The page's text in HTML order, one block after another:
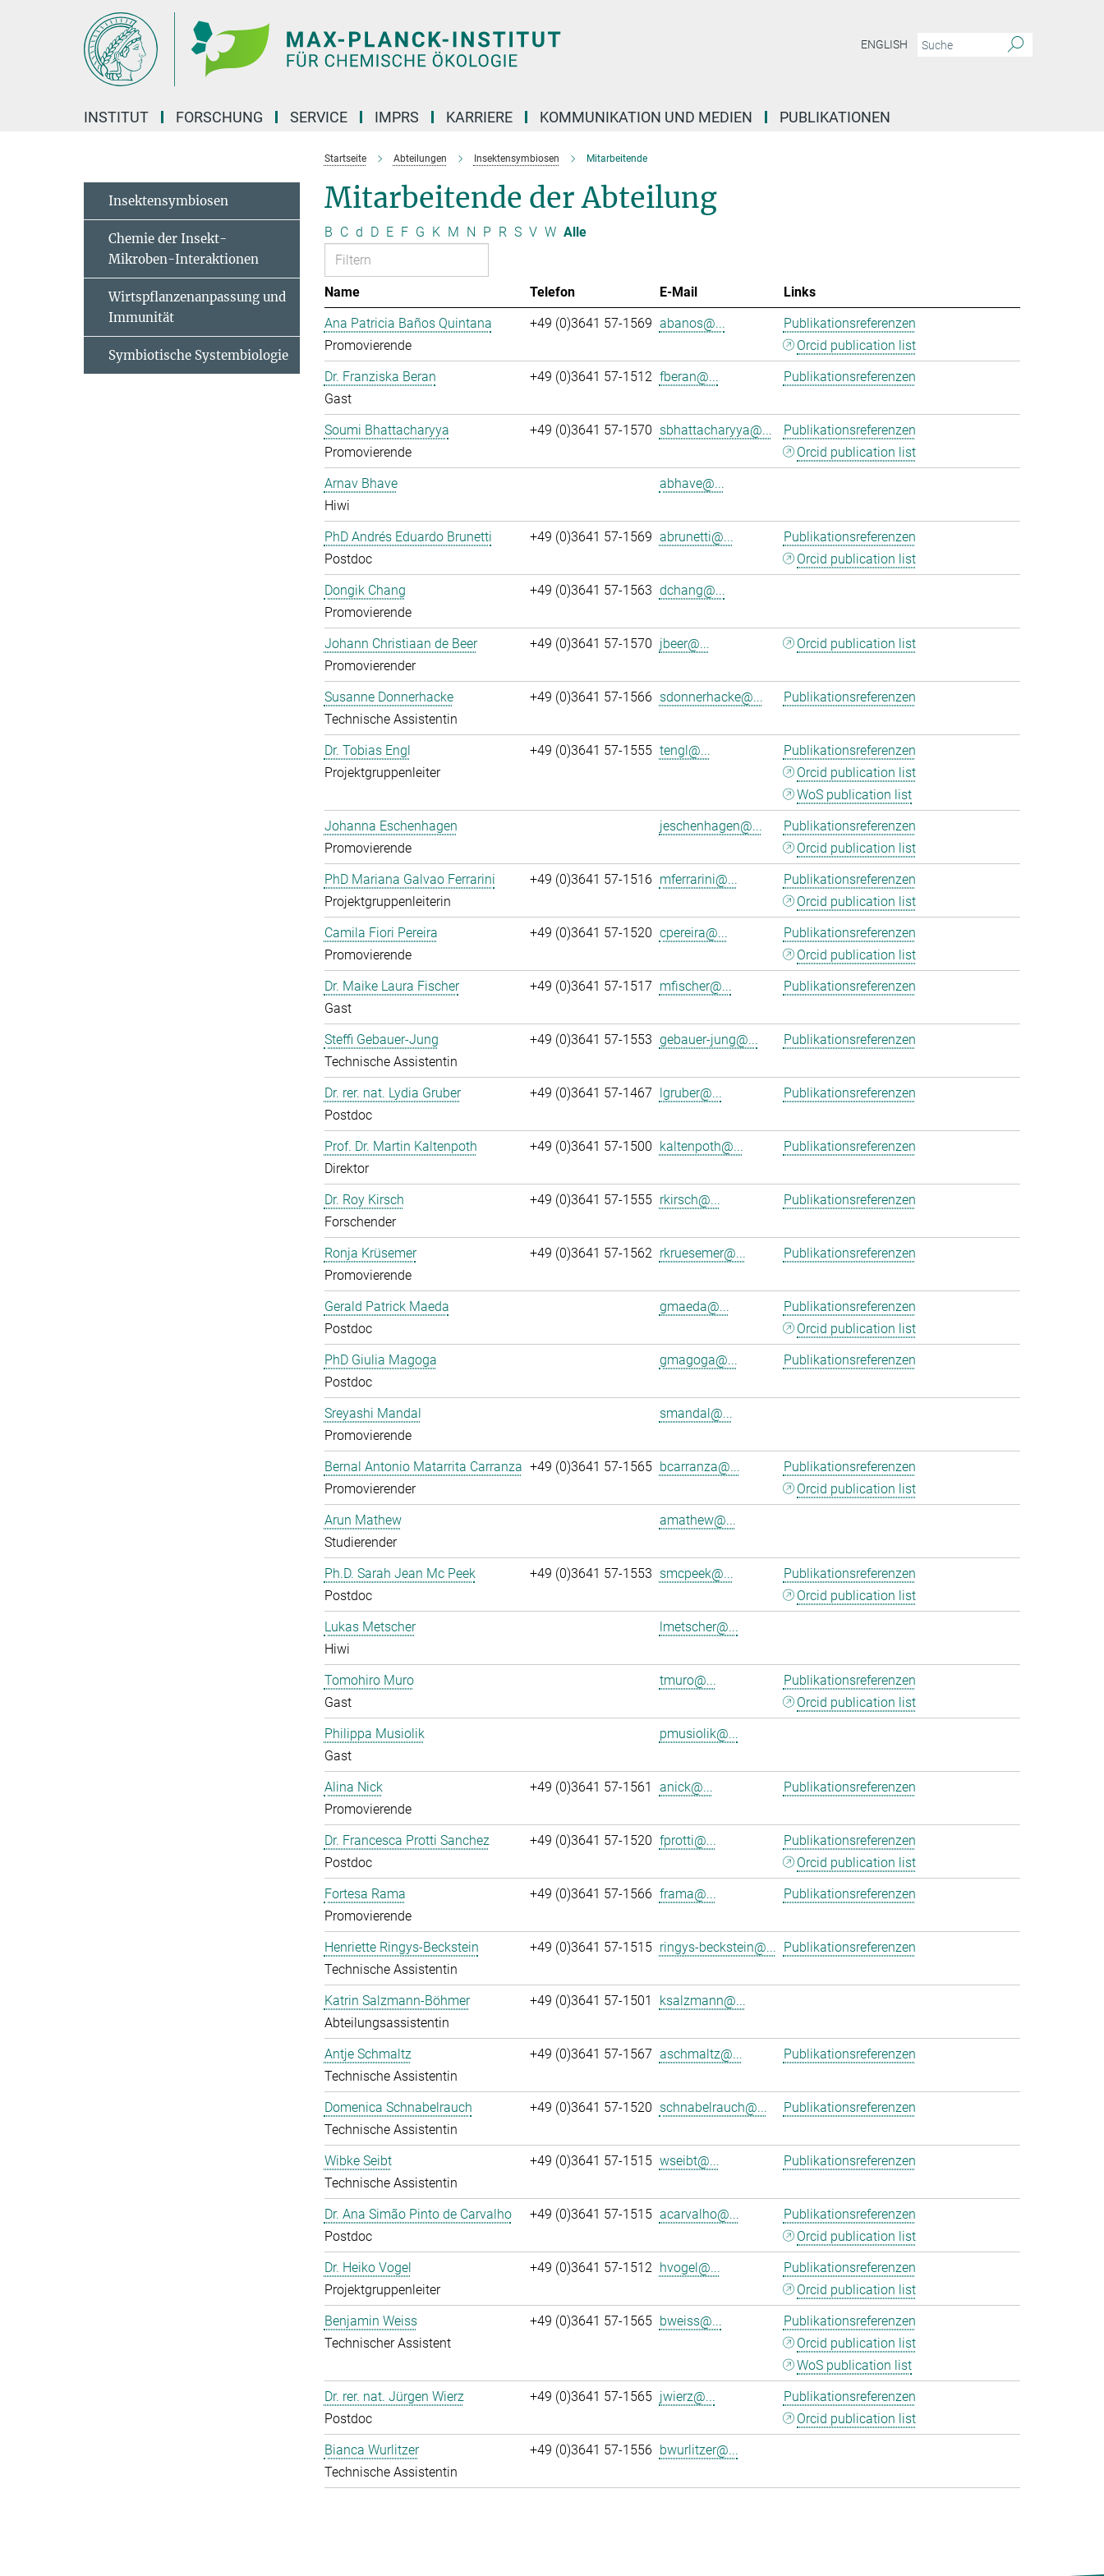
ENGLISH
INSTITUT FORSCHUNG SERVICE IMPRS KARRIERE KOMMUNIKATION UND MEDIEN PUBLIKATIONEN
Startseite Abteilungen Insektensymbiosen Mitarbeitende
Mitarbeitende der Abteilung
B C d D E F G K M N P R S V W Alle
Name Telefon E-Mail
Links
Ana Patricia Baños Quintana
Promovierende
+49 (0)3641 57-1569 abanos@...
Publikationsreferenzen
Orcid publication list
Dr. Franziska Beran
Gast
+49 (0)3641 57-1512 fberan@... Publikationsreferenzen
Soumi Bhattacharyya
Promovierende
+49 (0)3641 57-1570 sbhattacharyya@...
Publikationsreferenzen
Orcid publication list
Arnav Bhave
Hiwi
abhave@...
PhD Andrés Eduardo Brunetti
Postdoc
+49 (0)3641 57-1569 abrunetti@...
Publikationsreferenzen
Orcid publication list
Dongik Chang
Promovierende
+49 (0)3641 57-1563 dchang@...
Johann Christiaan de Beer
Promovierender
+49 (0)3641 57-1570 jbeer@... Orcid publication list
Susanne Donnerhacke
Technische Assistentin
+49 (0)3641 57-1566 sdonnerhacke@... Publikationsreferenzen
Dr. Tobias Engl
Projektgruppenleiter
+49 (0)3641 57-1555 tengl@...
Publikationsreferenzen
Orcid publication list
WoS publication list
Johanna Eschenhagen
Promovierende
jeschenhagen@...
Publikationsreferenzen
Orcid publication list
PhD Mariana Galvao Ferrarini
Projektgruppenleiterin
+49 (0)3641 57-1516 mferrarini@...
Publikationsreferenzen
Orcid publication list
Camila Fiori Pereira
Promovierende
+49 (0)3641 57-1520 cpereira@...
Publikationsreferenzen
Orcid publication list
Dr. Maike Laura Fischer
Gast
+49 (0)3641 57-1517 mfischer@... Publikationsreferenzen
Steffi Gebauer-Jung
Technische Assistentin
+49 (0)3641 57-1553 gebauer-jung@... Publikationsreferenzen
Dr. rer. nat. Lydia Gruber
Postdoc
+49 (0)3641 57-1467 lgruber@... Publikationsreferenzen
Prof. Dr. Martin Kaltenpoth
Direktor
+49 (0)3641 57-1500 kaltenpoth@... Publikationsreferenzen
Dr. Roy Kirsch
Forschender
+49 (0)3641 57-1555 rkirsch@... Publikationsreferenzen
Ronja Krüsemer
Promovierende
+49 (0)3641 57-1562 rkruesemer@... Publikationsreferenzen
Gerald Patrick Maeda
Postdoc
gmaeda@...
Publikationsreferenzen
Orcid publication list
PhD Giulia Magoga
Postdoc
gmagoga@... Publikationsreferenzen
Sreyashi Mandal
Promovierende
smandal@...
Bernal Antonio Matarrita Carranza
Promovierender
+49 (0)3641 57-1565 bcarranza@...
Publikationsreferenzen
Orcid publication list
Arun Mathew
Studierender
amathew@...
Ph.D. Sarah Jean Mc Peek
Postdoc
+49 (0)3641 57-1553 smcpeek@...
Publikationsreferenzen
Orcid publication list
Lukas Metscher
Hiwi
lmetscher@...
Tomohiro Muro
Gast
tmuro@...
Publikationsreferenzen
Orcid publication list
Philippa Musiolik
Gast
pmusiolik@...
Alina Nick
Promovierende
+49 (0)3641 57-1561 anick@... Publikationsreferenzen
Dr. Francesca Protti Sanchez
Postdoc
+49 (0)3641 57-1520 fprotti@...
Publikationsreferenzen
Orcid publication list
Fortesa Rama
Promovierende
+49 (0)3641 57-1566 frama@... Publikationsreferenzen
Henriette Ringys-Beckstein
Technische Assistentin
+49 (0)3641 57-1515 ringys-beckstein@... Publikationsreferenzen
Katrin Salzmann-Böhmer
Abteilungsassistentin
+49 (0)3641 57-1501 ksalzmann@...
Antje Schmaltz
Technische Assistentin
+49 (0)3641 57-1567 aschmaltz@... Publikationsreferenzen
Domenica Schnabelrauch
Technische Assistentin
+49 (0)3641 57-1520 schnabelrauch@... Publikationsreferenzen
Wibke Seibt
Technische Assistentin
+49 (0)3641 57-1515 wseibt@... Publikationsreferenzen
Dr. Ana Simão Pinto de Carvalho
Postdoc
+49 (0)3641 57-1515 acarvalho@...
Publikationsreferenzen
Orcid publication list
Dr. Heiko Vogel
Projektgruppenleiter
+49 (0)3641 57-1512 hvogel@...
Publikationsreferenzen
Orcid publication list
Benjamin Weiss
Technischer Assistent
+49 (0)3641 57-1565 bweiss@...
Publikationsreferenzen
Orcid publication list
WoS publication list
Dr. rer. nat. Jürgen Wierz
Postdoc
+49 (0)3641 57-1565 jwierz@...
Publikationsreferenzen
Orcid publication list
Bianca Wurlitzer
Technische Assistentin
+49 (0)3641 57-1556 bwurlitzer@...
Insektensymbiosen
Chemie der Insekt-
Mikroben-Interaktionen
Wirtspflanzenanpassung und
Immunität
Symbiotische Systembiologie